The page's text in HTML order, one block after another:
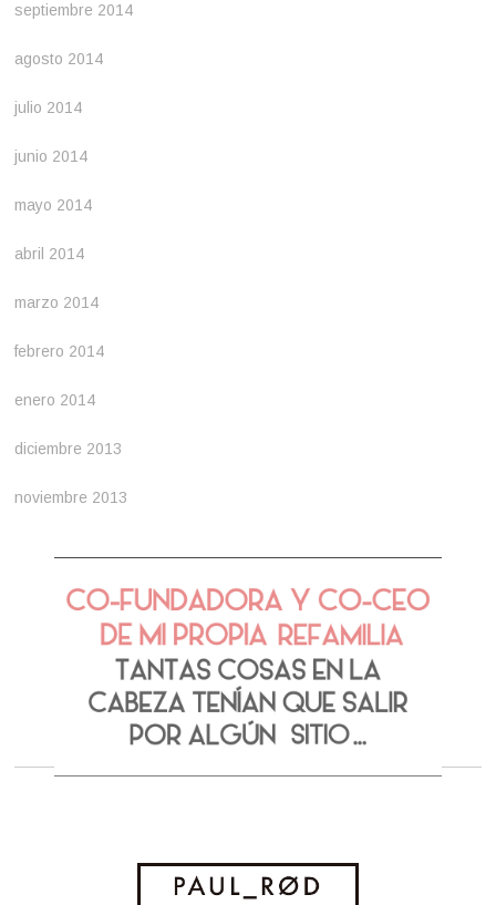
septiembre 2014
agosto 2014
julio 2014
junio 2014
mayo 2014
abril 2014
marzo 2014
febrero 2014
enero 2014
diciembre 2013
noviembre 2013